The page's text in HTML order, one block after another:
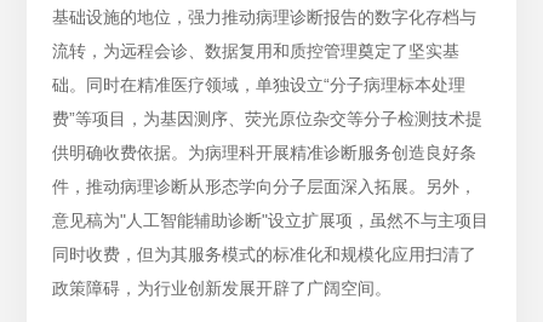
基础设施的地位，强力推动病理诊断报告的数字化存档与
流转，为远程会诊、数据复用和质控管理奠定了坚实基
础。同时在精准医疗领域，单独设立“分子病理标本处理
费”等项目，为基因测序、荧光原位杂交等分子检测技术提
供明确收费依据。为病理科开展精准诊断服务创造良好条
件，推动病理诊断从形态学向分子层面深入拓展。另外，
意见稿为"人工智能辅助诊断"设立扩展项，虽然不与主项目
同时收费，但为其服务模式的标准化和规模化应用扫清了
政策障碍，为行业创新发展开辟了广阔空间。